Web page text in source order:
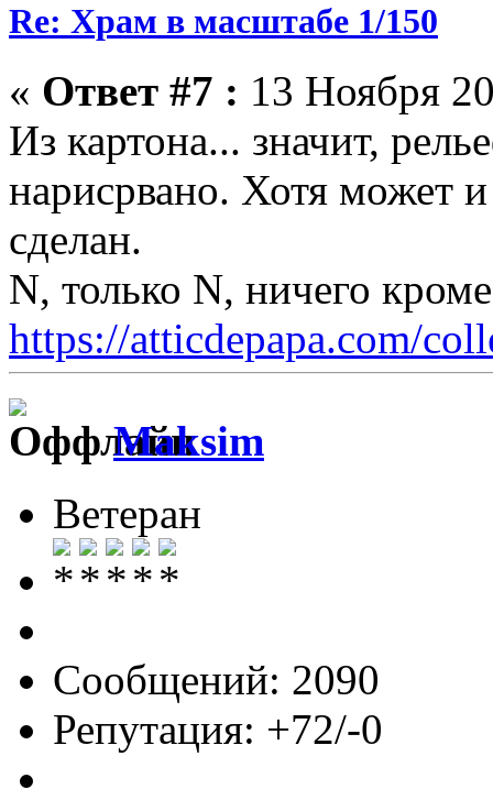
Re: Храм в масштабе 1/150
« Ответ #7 : 13 Ноября
Из картона... значит,
нарисрвано. Хотя может
сделан.
N, только N, ничего
https://atticdepapa.com/
Maksim
Ветеран
Сообщений: 2090
Репутация: +72/-0